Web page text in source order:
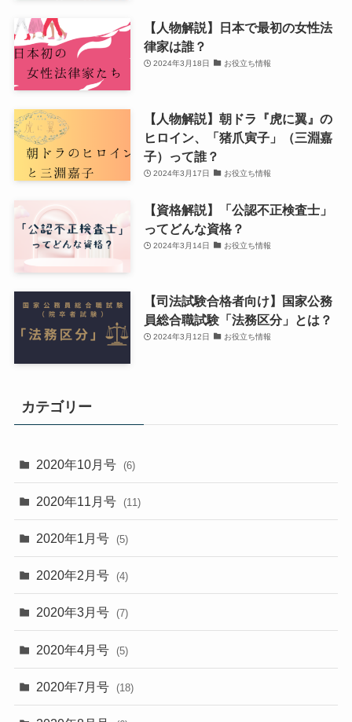
【人物解説】日本で最初の女性法
律家は誰？
2024年3月18日 お役立ち情報
【人物解説】朝ドラ『虎に翼』の
ヒロイン、「猪爪寅子」（三淵嘉
子）って誰？
2024年3月17日 お役立ち情報
【資格解説】「公認不正検査士」
ってどんな資格？
2024年3月14日 お役立ち情報
【司法試験合格者向け】国家公務
員総合職試験「法務区分」とは？
2024年3月12日 お役立ち情報
カテゴリー
2020年10月号 (6)
2020年11月号 (11)
2020年1月号 (5)
2020年2月号 (4)
2020年3月号 (7)
2020年4月号 (5)
2020年7月号 (18)